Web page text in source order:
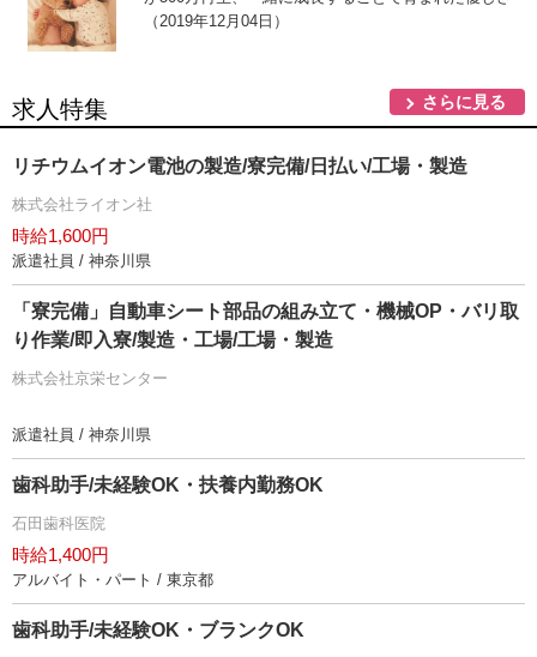
（2019年12月04日）
求人特集 さらに見る
リチウムイオン電池の製造/寮完備/日払い/工場・製造
株式会社ライオン社
時給1,600円
派遣社員 / 神奈川県
「寮完備」自動車シート部品の組み立て・機械OP・バリ取
り作業/即入寮/製造・工場/工場・製造
株式会社京栄センター
派遣社員 / 神奈川県
歯科助手/未経験OK・扶養内勤務OK
石田歯科医院
時給1,400円
アルバイト・パート / 東京都
歯科助手/未経験OK・ブランクOK